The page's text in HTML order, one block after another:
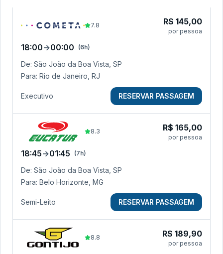
7.8 R$ 145,00
por pessoa
18:00→00:00 (6h)
De: São João da Boa Vista, SP
Para: Rio de Janeiro, RJ
Executivo RESERVAR PASSAGEM
8.3 R$ 165,00
por pessoa
18:45→01:45 (7h)
De: São João da Boa Vista, SP
Para: Belo Horizonte, MG
Semi-Leito RESERVAR PASSAGEM
8.8 R$ 189,90
por pessoa